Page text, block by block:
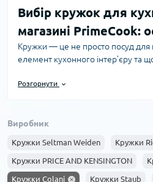
Вибір кружок для
магазині PrimeCook:
Кружки — це не просто посуд для
елемент кухонного інтер’єру та
оптимальний варіант, який поєднує
Кружки виготовляють із різних
свої переваги та особливості
кружки — найбільш популярні
Розгорнути
Виробник
Кружки Seltman Weiden Кружки
Кружки PRICE AND KENSINGTON
Кружки Colani Кружки Staub